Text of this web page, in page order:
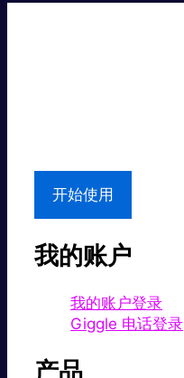
开始使用
我的账户
我的账户登录
Giggle 电话登录
产品